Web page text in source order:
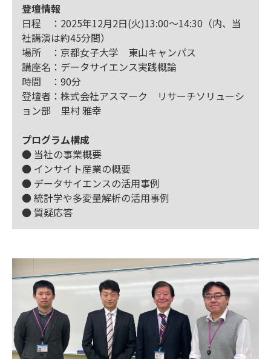
登壇情報
日程 ：2025年12月2日(火)13:00～14:30（内、当
社講演は約45分間）
場所 ：京都女子大学 東山キャンパス
講座名：データサイエンス実践概論
時間 ：90分
登壇者：株式会社アスマーク リサーチソリューシ
ョン部 里村 雅幸
プログラム構成
● 当社の事業概要
● インサイト産業の概要
● データサイエンスの活用事例
● 統計学や多変量解析の活用事例
● 質疑応答